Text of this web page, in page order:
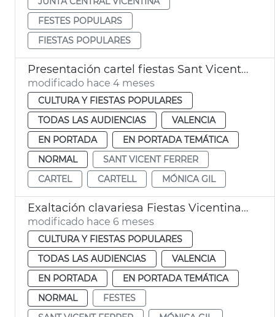
FESTES POPULARS
FIESTAS POPULARES
Presentación cartel fiestas Sant Vicent Ferrer València
modificado hace 4 meses
CULTURA Y FIESTAS POPULARES
TODAS LAS AUDIENCIAS
VALENCIA
EN PORTADA
EN PORTADA TEMÁTICA
NORMAL
SANT VICENT FERRER
CARTEL
CARTELL MÓNICA GIL
Exaltación clavariesa Fiestas Vicentinas 2026
modificado hace 6 meses
CULTURA Y FIESTAS POPULARES
TODAS LAS AUDIENCIAS
VALENCIA
EN PORTADA
EN PORTADA TEMÁTICA
NORMAL
FESTES